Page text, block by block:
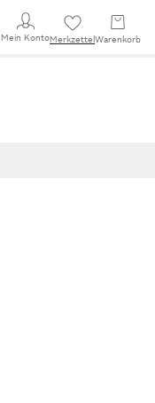
Mein KontoMerkzettel Warenkorb